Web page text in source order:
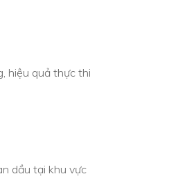
hiệu quả thực thi
dầu tại khu vực